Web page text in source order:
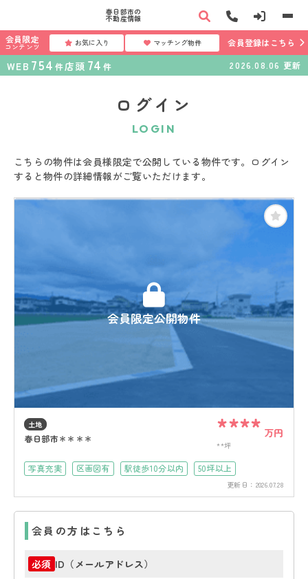
春日部市の
不動産情報
会員限定
コンテンツ お気に入り マッチング物件 会員登録はこちら
WEB 754 件店頭 74 件 2026.08.06 更新
ログイン
LOGIN
こちらの物件は会員様限定で公開している物件です。ログイン
すると物件の詳細情報がご覧いただけます。
会員限定公開物件
土地
春日部市＊＊＊＊ **** 万円
**坪
写真充実 区画図有 駅徒歩10分以内 50坪以上
更新日： 2026.07.28
会員の方はこちら
必須 ID（メールアドレス）